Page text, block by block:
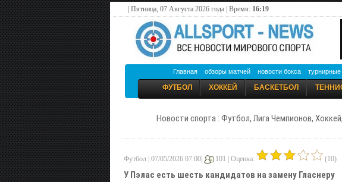
| Пятница, 07 Августа 2026 года | Время: 16:19
Главная обзоры матчей новости бокса
ФУТБОЛ ХОККЕЙ БАСКЕТБОЛ
Новости спорта : Футбол, Лига Чемпионов,
Футбол | 07/05/2026 07:00| 101 | Оценка: (10)
У Пэлас есть шесть кандидатов на замену Гласнеру